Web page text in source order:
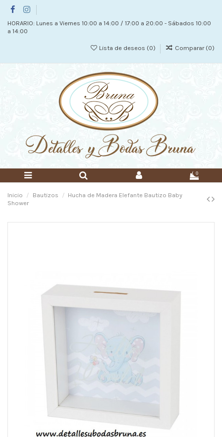
HORARIO: Lunes a Viernes 10:00 a 14:00 / 17:00 a 20:00 - Sábados 10:00
a 14:00
Lista de deseos (0) Comparar (0)
0
Inicio Bautizos
Hucha de Madera Elefante Bautizo Baby
Shower